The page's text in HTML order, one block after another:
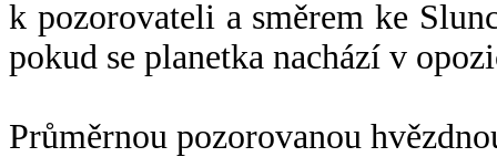
k pozorovateli a směrem ke
pokud se planetka nachází v
Průměrnou pozorovanou